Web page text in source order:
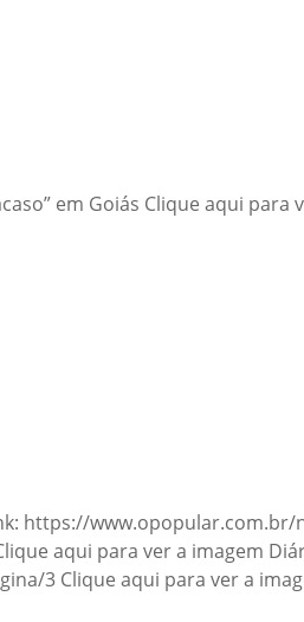
em Goiás Clique aqui
https://
aqui para ver a imagem
3 Clique aqui para ver a